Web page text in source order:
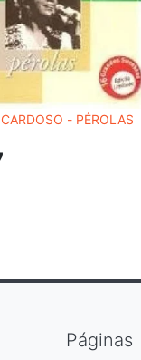
- PÉROLAS
Páginas